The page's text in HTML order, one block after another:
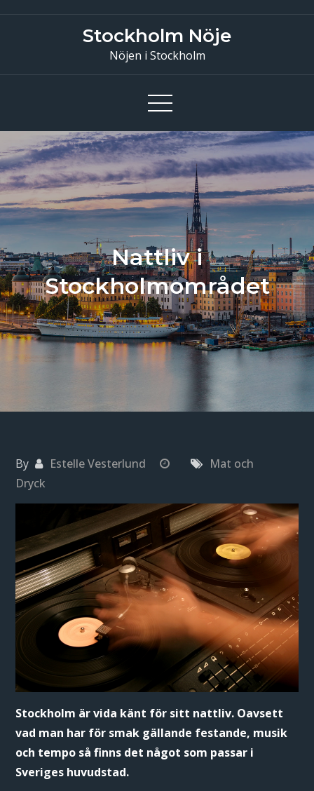
Stockholm Nöje
Nöjen i Stockholm
Nattliv i
Stockholmområdet
By Estelle Vesterlund
Mat och
Dryck
Stockholm är vida känt för sitt nattliv. Oavsett
vad man har för smak gällande festande, musik
och tempo så finns det något som passar i
Sveriges huvudstad.